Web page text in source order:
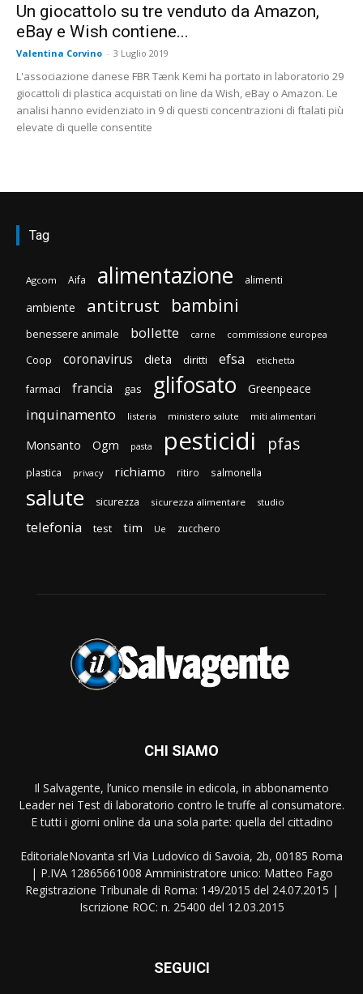
Un giocattolo su tre venduto da Amazon,
eBay e Wish contiene...
Valentina Corvino - 3 Luglio 2019
L'associazione danese FBR Tænk Kemi ha portato in laboratorio 29
giocattoli di plastica acquistati on line da Wish, eBay o Amazon. Le
analisi hanno evidenziato in 9 di questi concentrazioni di ftalati più
elevate di quelle consentite
Tag
Agcom Aifa alimentazione alimenti
ambiente antitrust bambini
benessere animale bollette carne commissione europea
Coop coronavirus dieta diritti efsa etichetta
farmaci francia gas glifosato Greenpeace
inquinamento listeria ministero salute miti alimentari
Monsanto Ogm pasta pesticidi pfas
plastica privacy richiamo ritiro salmonella
salute sicurezza sicurezza alimentare studio
telefonia test tim Ue zucchero
CHI SIAMO
Il Salvagente, l’unico mensile in edicola, in abbonamento
Leader nei Test di laboratorio contro le truffe al consumatore.
E tutti i giorni online da una sola parte: quella del cittadino
EditorialeNovanta srl Via Ludovico di Savoia, 2b, 00185 Roma
| P.IVA 12865661008 Amministratore unico: Matteo Fago
Registrazione Tribunale di Roma: 149/2015 del 24.07.2015 |
Iscrizione ROC: n. 25400 del 12.03.2015
SEGUICI